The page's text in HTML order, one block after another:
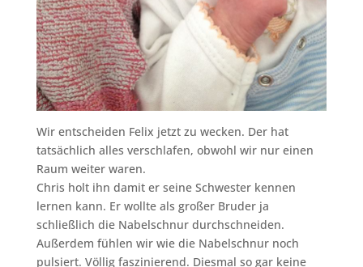
Wir entscheiden Felix jetzt zu wecken. Der hat
tatsächlich alles verschlafen, obwohl wir nur einen
Raum weiter waren.
Chris holt ihn damit er seine Schwester kennen
lernen kann. Er wollte als großer Bruder ja
schließlich die Nabelschnur durchschneiden.
Außerdem fühlen wir wie die Nabelschnur noch
pulsiert. Völlig faszinierend. Diesmal so gar keine